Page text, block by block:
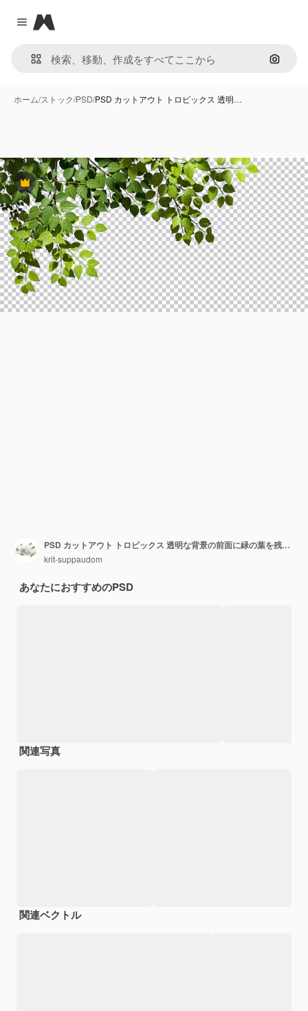
Close menu
Magnific
画像で
ホーム/ストック/PSD/PSD カットアウト トロピックス 透明…
Premium
PSD カットアウト トロピックス 透明な背景の前面に緑の葉を残す 3D レンダリング
krit-suppaudom
あなたにおすすめのPSD
関連写真
関連ベクトル